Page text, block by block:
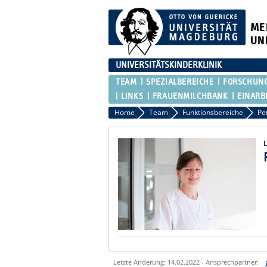
UNIVERSITÄTSKINDERKLINIK
TEAM SPEZIALBEREICHE
LINKS
FRAUENMILCHBANK
Home Team Funktionsbereiche
Letzte Änderung: 14.02.2022 - Ansprechpartner: